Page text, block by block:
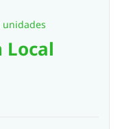
unidades
Local